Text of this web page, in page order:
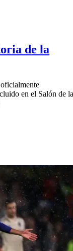
de la
en el Salón de la